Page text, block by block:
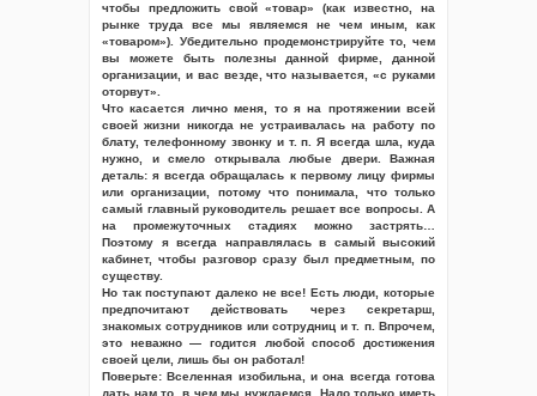
чтобы предложить свой «товар» (как известно, на
рынке труда все мы являемся не чем иным, как
«товаром»). Убедительно продемонстрируйте то, чем
вы можете быть полезны данной фирме, данной
организации, и вас везде, что называется, «с руками
оторвут».
Что касается лично меня, то я на протяжении всей
своей жизни никогда не устраивалась на работу по
блату, телефонному звонку и т. п. Я всегда шла, куда
нужно, и смело открывала любые двери. Важная
деталь: я всегда обращалась к первому лицу фирмы
или организации, потому что понимала, что только
самый главный руководитель решает все вопросы. А
на промежуточных стадиях можно застрять…
Поэтому я всегда направлялась в самый высокий
кабинет, чтобы разговор сразу был предметным, по
существу.
Но так поступают далеко не все! Есть люди, которые
предпочитают действовать через секретарш,
знакомых сотрудников или сотрудниц и т. п. Впрочем,
это неважно — годится любой способ достижения
своей цели, лишь бы он работал!
Поверьте: Вселенная изобильна, и она всегда готова
дать нам то, в чем мы нуждаемся. Надо только иметь